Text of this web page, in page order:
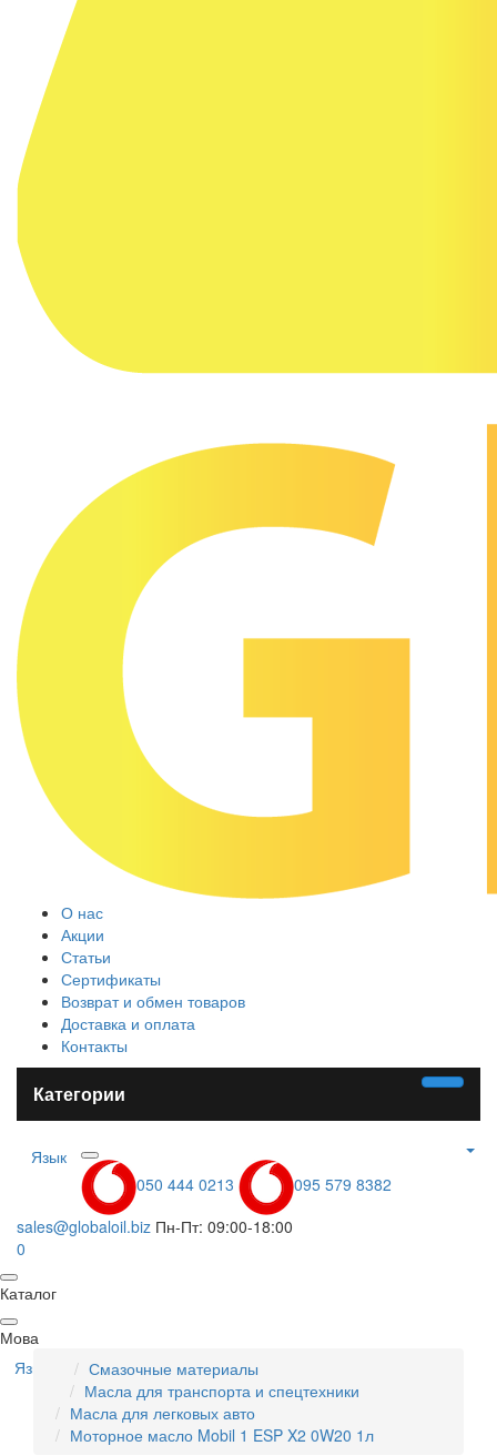
О нас
Акции
Статьи
Сертификаты
Возврат и обмен товаров
Доставка и оплата
Контакты
Категории
Язык
050 444 0213
095 579 8382
sales@globaloil.biz Пн-Пт: 09:00-18:00
0
Каталог
Мова
Язык
Смазочные материалы
Масла для транспорта и спецтехники
Масла для легковых авто
Моторное масло Mobil 1 ESP X2 0W20 1л